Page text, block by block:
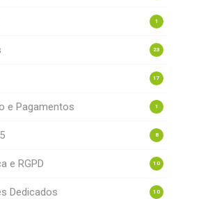
1
23
17
1
e Pagamentos
8
10
e RGPD
10
Dedicados